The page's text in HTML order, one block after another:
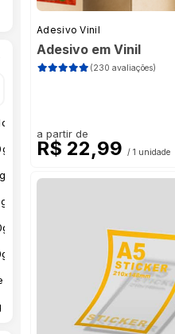
A3 (10)
(10)
150g
140g
Adesivo Vinil
Adesivo em Vinil
(230 avaliações)
a partir de
R$ 22,99 / 1 unidade